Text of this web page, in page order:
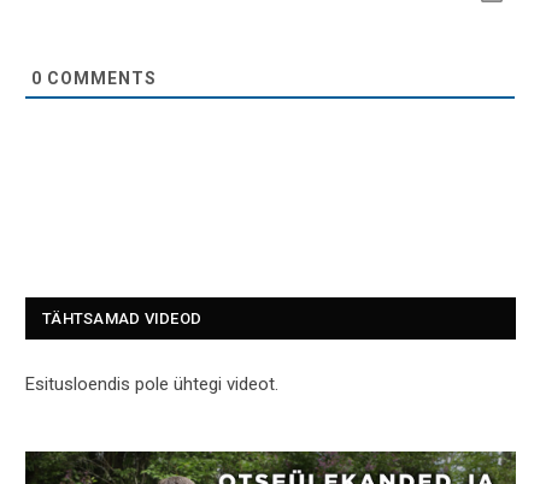
0 COMMENTS
TÄHTSAMAD VIDEOD
Esitusloendis pole ühtegi videot.